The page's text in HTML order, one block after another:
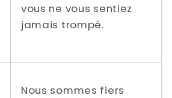
vous ne vous sentiez
jamais trompé.
Nous sommes fiers